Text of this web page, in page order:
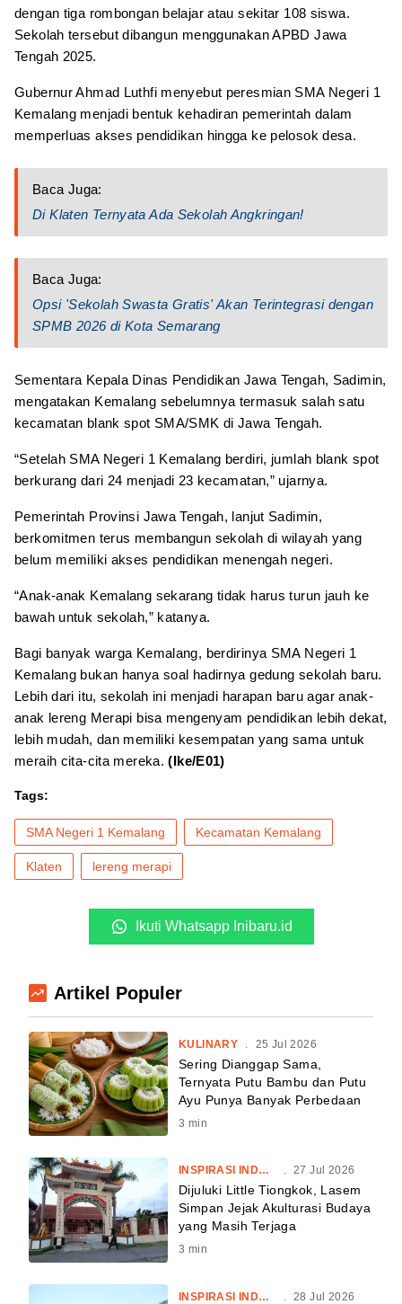
dengan tiga rombongan belajar atau sekitar 108 siswa.
Sekolah tersebut dibangun menggunakan APBD Jawa
Tengah 2025.
Gubernur Ahmad Luthfi menyebut peresmian SMA Negeri 1
Kemalang menjadi bentuk kehadiran pemerintah dalam
memperluas akses pendidikan hingga ke pelosok desa.
Baca Juga:
Di Klaten Ternyata Ada Sekolah Angkringan!
Baca Juga:
Opsi 'Sekolah Swasta Gratis' Akan Terintegrasi dengan
SPMB 2026 di Kota Semarang
Sementara Kepala Dinas Pendidikan Jawa Tengah, Sadimin,
mengatakan Kemalang sebelumnya termasuk salah satu
kecamatan blank spot SMA/SMK di Jawa Tengah.
“Setelah SMA Negeri 1 Kemalang berdiri, jumlah blank spot
berkurang dari 24 menjadi 23 kecamatan,” ujarnya.
Pemerintah Provinsi Jawa Tengah, lanjut Sadimin,
berkomitmen terus membangun sekolah di wilayah yang
belum memiliki akses pendidikan menengah negeri.
“Anak-anak Kemalang sekarang tidak harus turun jauh ke
bawah untuk sekolah,” katanya.
Bagi banyak warga Kemalang, berdirinya SMA Negeri 1
Kemalang bukan hanya soal hadirnya gedung sekolah baru.
Lebih dari itu, sekolah ini menjadi harapan baru agar anak-
anak lereng Merapi bisa mengenyam pendidikan lebih dekat,
lebih mudah, dan memiliki kesempatan yang sama untuk
meraih cita-cita mereka.(Ike/E01)
Tags:
SMA Negeri 1 Kemalang Kecamatan Kemalang
Klaten lereng merapi
Ikuti Whatsapp Inibaru.id
Artikel Populer
KULINARY . 25 Jul 2026
Sering Dianggap Sama,
Ternyata Putu Bambu dan Putu
Ayu Punya Banyak Perbedaan
3 min
INSPIRASI INDONESIA . 27 Jul 2026
Dijuluki Little Tiongkok, Lasem
Simpan Jejak Akulturasi Budaya
yang Masih Terjaga
3 min
INSPIRASI INDONESIA 28 Jul 2026